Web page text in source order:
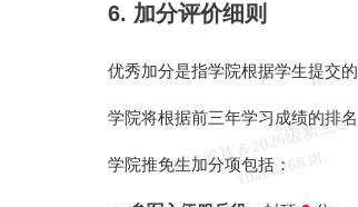
6. 加分评价细则
优秀加分是指学院根据学生提交
学院将根据前三年学习成绩的排
学院推免生加分项包括：
维
8